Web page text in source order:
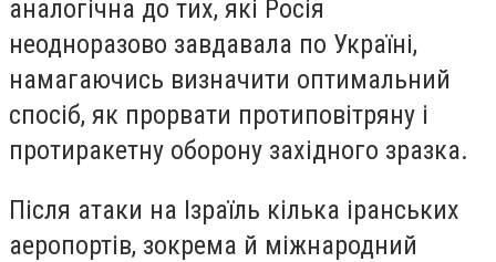
аналогічна до тих, які Росія
неодноразово завдавала по Україні,
намагаючись визначити оптимальний
спосіб, як прорвати протиповітряну і
протиракетну оборону західного зразка.
Після атаки на Ізраїль кілька іранських
аеропортів, зокрема й міжнародний